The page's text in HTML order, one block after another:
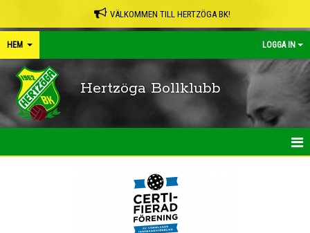
VÄLKOMMEN TILL HERTZÖGA BK!
HEM LOGGA IN
Hertzöga Bollklubb